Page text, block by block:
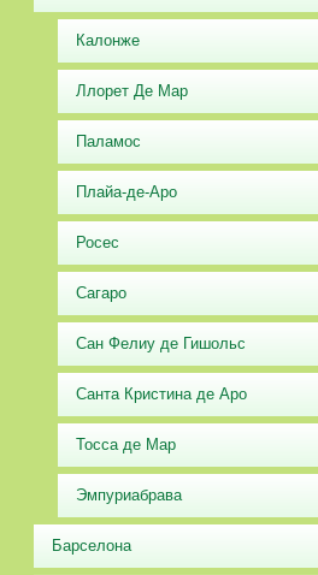
Калонже
Ллорет Де Мар
Паламос
Плайа-де-Аро
Росес
Сагаро
Сан Фелиу де Гишольс
Санта Кристина де Аро
Тосса де Мар
Эмпуриабрава
Барселона